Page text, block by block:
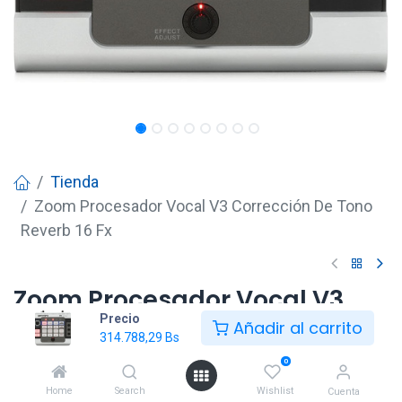
Precio
314.788,29 Bs Añadir al carrito
Home Search
0
Wishlist Cuenta
Tienda
Zoom Procesador Vocal V3 Corrección De Tono
Reverb 16 Fx
Zoom Procesador Vocal V3
Corrección De Tono Reverb 16
Fx